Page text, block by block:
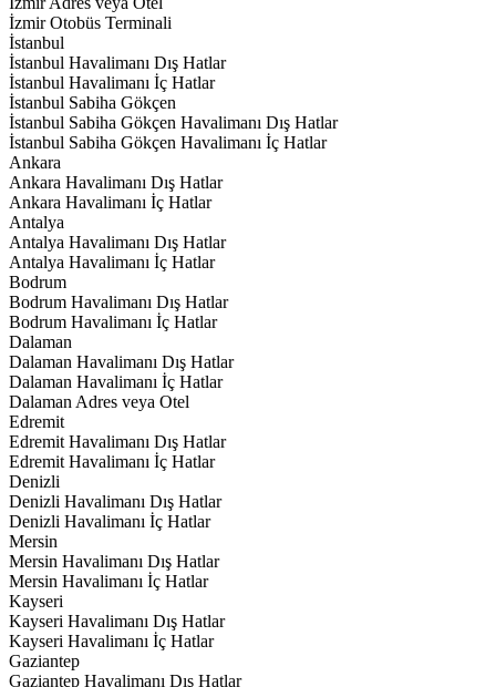
İzmir Otobüs Terminali
İstanbul
İstanbul Havalimanı Dış Hatlar
İstanbul Havalimanı İç Hatlar
İstanbul Sabiha Gökçen
İstanbul Sabiha Gökçen Havalimanı Dış Hatlar
İstanbul Sabiha Gökçen Havalimanı İç Hatlar
Ankara
Ankara Havalimanı Dış Hatlar
Ankara Havalimanı İç Hatlar
Antalya
Antalya Havalimanı Dış Hatlar
Antalya Havalimanı İç Hatlar
Bodrum
Bodrum Havalimanı Dış Hatlar
Bodrum Havalimanı İç Hatlar
Dalaman
Dalaman Havalimanı Dış Hatlar
Dalaman Havalimanı İç Hatlar
Dalaman Adres veya Otel
Edremit
Edremit Havalimanı Dış Hatlar
Edremit Havalimanı İç Hatlar
Denizli
Denizli Havalimanı Dış Hatlar
Denizli Havalimanı İç Hatlar
Mersin
Mersin Havalimanı Dış Hatlar
Mersin Havalimanı İç Hatlar
Kayseri
Kayseri Havalimanı Dış Hatlar
Kayseri Havalimanı İç Hatlar
Gaziantep
Gaziantep Havalimanı Dış Hatlar